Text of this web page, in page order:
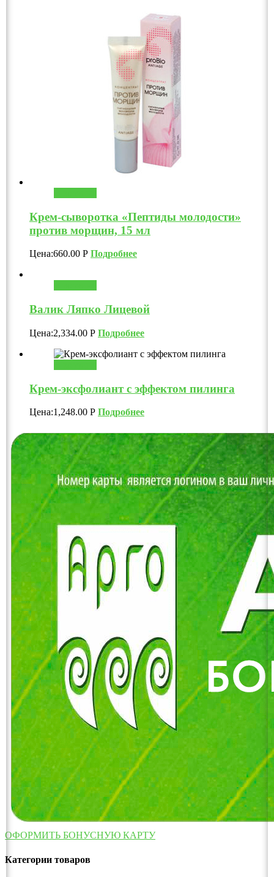
Крем-сыворотка «Пептиды молодости»
против морщин, 15 мл
Цена:660.00 Р Подробнее
Валик Ляпко Лицевой
Цена:2,334.00 Р Подробнее
Крем-эксфолиант с эффектом пилинга
Цена:1,248.00 Р Подробнее
ОФОРМИТЬ БОНУСНУЮ КАРТУ
Категории товаров